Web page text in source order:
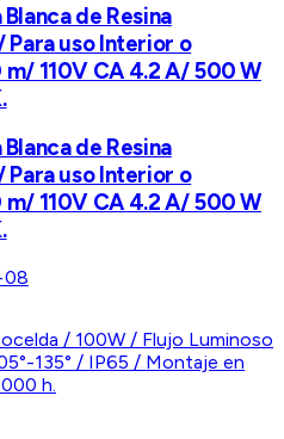
de Resina
Para uso Interior o
110V CA 4.2 A/ 500 W
de Resina
Para uso Interior o
110V CA 4.2 A/ 500 W
08